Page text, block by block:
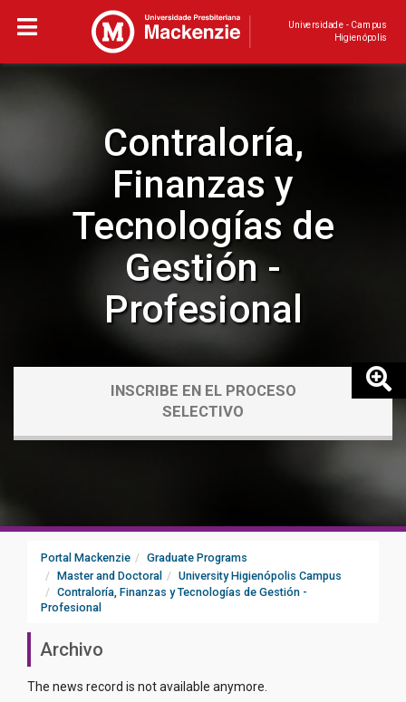
Universidade - Campus
Higienópolis
Contraloría,
Finanzas y
Tecnologías de
Gestión -
Profesional
INSCRIBE EN EL PROCESO
SELECTIVO
Portal Mackenzie
Graduate Programs
Master and Doctoral
University Higienópolis Campus
Contraloría, Finanzas y Tecnologías de Gestión -
Profesional
Archivo
The news record is not available anymore.